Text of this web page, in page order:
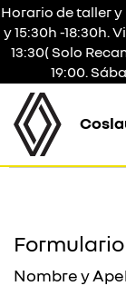
Horario de taller y
y 15:30h -18:30h.
13:30( Solo
19:00.
Nombre y